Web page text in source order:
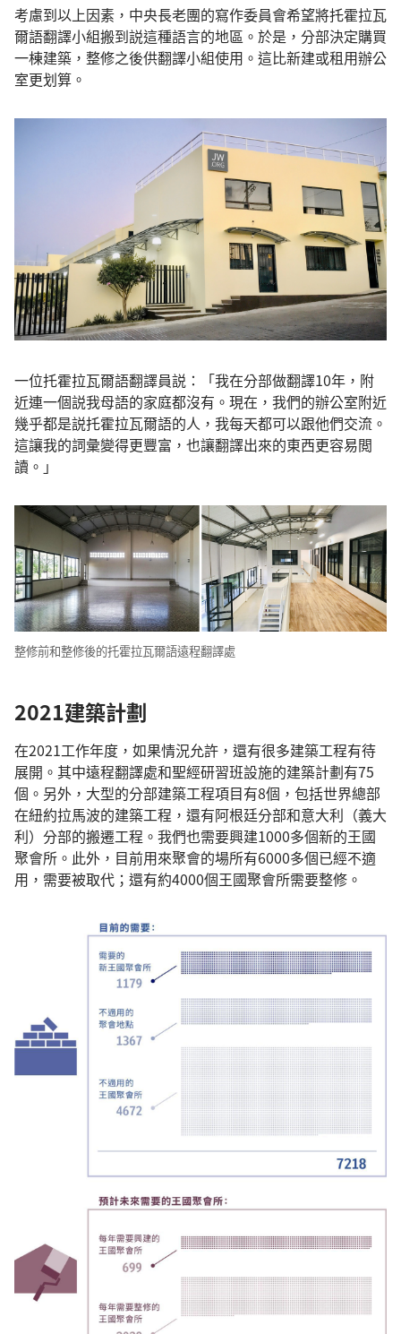
考慮到以上因素，中央長老團的寫作委員會希望將托霍拉瓦
爾語翻譯小組搬到説這種語言的地區。於是，分部決定購買
一棟建築，整修之後供翻譯小組使用。這比新建或租用辦公
室更划算。
一位托霍拉瓦爾語翻譯員説：「我在分部做翻譯10年，附
近連一個説我母語的家庭都沒有。現在，我們的辦公室附近
幾乎都是説托霍拉瓦爾語的人，我每天都可以跟他們交流。
這讓我的詞彙變得更豐富，也讓翻譯出來的東西更容易閲
讀。」
整修前和整修後的托霍拉瓦爾語遠程翻譯處
2021建築計劃
在2021工作年度，如果情況允許，還有很多建築工程有待
展開。其中遠程翻譯處和聖經研習班設施的建築計劃有75
個。另外，大型的分部建築工程項目有8個，包括世界總部
在紐約拉馬波的建築工程，還有阿根廷分部和意大利（義大
利）分部的搬遷工程。我們也需要興建1000多個新的王國
聚會所。此外，目前用來聚會的場所有6000多個已經不適
用，需要被取代；還有約4000個王國聚會所需要整修。